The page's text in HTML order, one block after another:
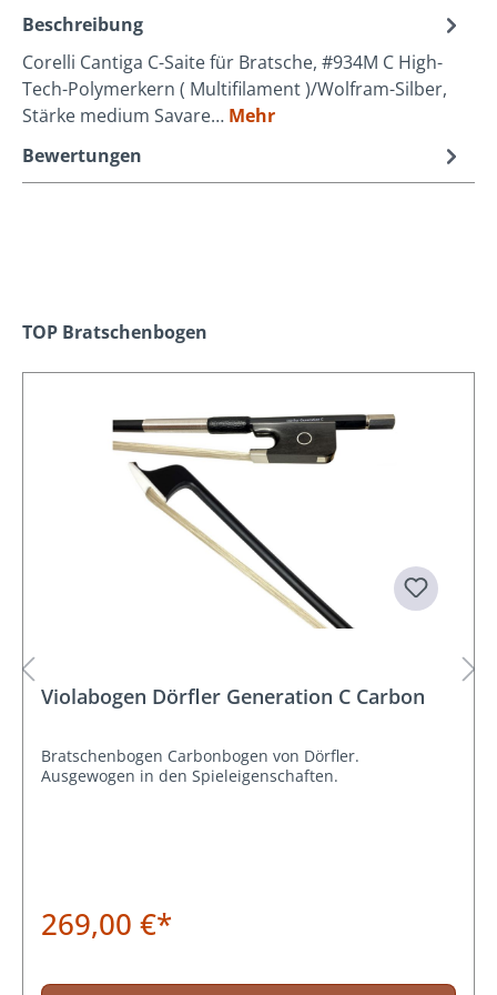
Beschreibung
Corelli Cantiga C-Saite für Bratsche, #934M C High-
Tech-Polymerkern ( Multifilament )/Wolfram-Silber,
Stärke medium Savare… Mehr
Bewertungen
Produktgalerie überspringen
TOP Bratschenbogen
Violabogen Dörfler Generation C Carbon
Bratschenbogen Carbonbogen von Dörfler.
Ausgewogen in den Spieleigenschaften.
269,00 €*